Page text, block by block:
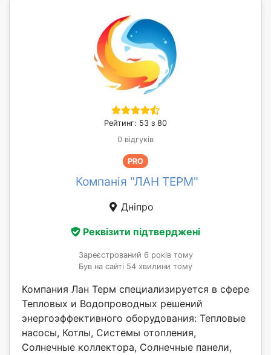
Рейтинг: 53 з 80
0 відгуків
PRO
Компанія "ЛАН ТЕРМ"
Дніпро
Реквізити підтверджені
Зареєстрований 6 років тому
Був на сайті 54 хвилини тому
Компания Лан Терм специализируется в сфере
Тепловых и Водопроводных решений
энергоэффективного оборудования: Тепловые
насосы, Котлы, Системы отопления,
Солнечные коллектора, Солнечные панели,